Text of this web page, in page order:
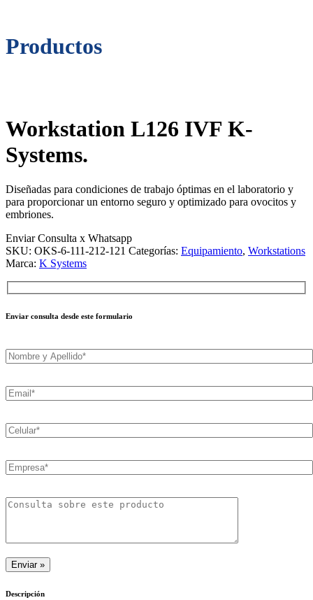
Productos
Workstation L126 IVF K-
Systems.
Diseñadas para condiciones de trabajo óptimas en el laboratorio y
para proporcionar un entorno seguro y optimizado para ovocitos y
embriones.
Enviar Consulta x Whatsapp
SKU: OKS-6-111-212-121 Categorías: Equipamiento, Workstations
Marca: K Systems
Enviar consulta desde este formulario
Descripción